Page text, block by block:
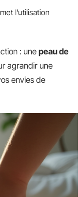
l’utilisation
: une peau de
agrandir une
envies de